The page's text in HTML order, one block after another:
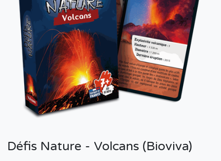
Défis Nature - Volcans (Bioviva)